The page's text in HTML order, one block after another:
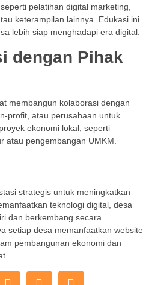
pelatihan digital marketing,
keterampilan lainnya. Edukasi ini
lebih siap menghadapi era digital.
dengan Pihak
membangun kolaborasi dengan
profit, atau perusahaan untuk
ekonomi lokal, seperti
atau pengembangan UMKM.
strategis untuk meningkatkan
teknologi digital, desa
dan berkembang secara
setiap desa memanfaatkan website
pembangunan ekonomi dan